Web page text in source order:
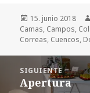
Publicado
el
15. junio 2018
Camas, Campos,
Correas, Cuencos,
entradas
SIGUIENTE
Entrada
Apertura